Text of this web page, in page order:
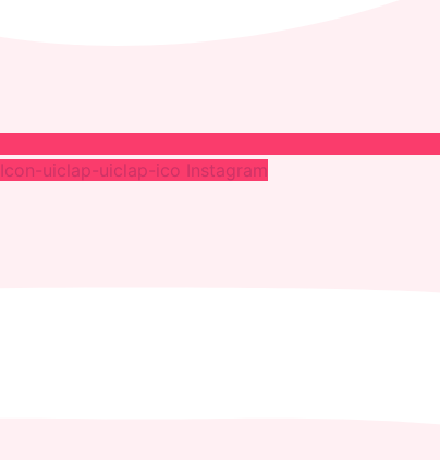
Icon-uiclap-uiclap-ico Instagram